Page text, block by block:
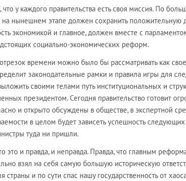
у каждого правительства есть своя миссия. По
на нынешнем этапе должен сохранить положительную
экономикой и главное, должен вместе с
социально-экономических реформ.
времени можно было бы рассматривать как
законодательные рамки и правила игры для
своими телами путь институциональных и
президентом. Сегодня правительство готовит
и открыто обсуждены в обществе, в экспертной
в целом будет зависеть успешность
туда ни пришли.
то это и правда, и неправда. Правда, что главным
взял на себя самую большую историческую
и по сути спас нашу государственность от